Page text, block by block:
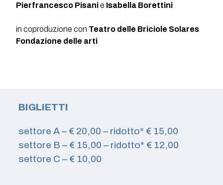
Pierfrancesco Pisanie Isabella Borettini
in coproduzione con Teatro delle Briciole Solares
Fondazione delle arti
BIGLIETTI
settore A – € 20,00 – ridotto* € 15,00
settore B – € 15,00 – ridotto* € 12,00
settore C – € 10,00